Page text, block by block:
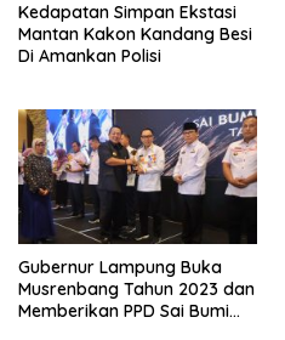
Kedapatan Simpan Ekstasi
Mantan Kakon Kandang Besi
Di Amankan Polisi
Gubernur Lampung Buka
Musrenbang Tahun 2023 dan
Memberikan PPD Sai Bumi